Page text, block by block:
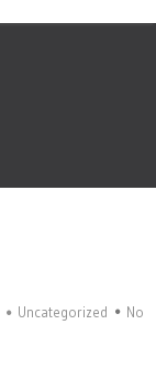
Uncategorized
No